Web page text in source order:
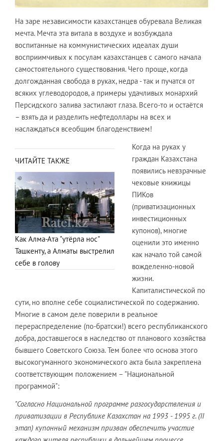
На заре независимости казахстанцев обуревала Великая
мечта. Мечта эта витала в воздухе и возбуждала
воспитанные на коммунистических идеалах души
восприимчивых к посулам казахстанцев с самого начала
самостоятельного существования. Чего проще, когда
долгожданная свобода в руках, недра - так и пучатся от
всяких углеводородов, а примеры удачливых монархий
Персидского залива застилают глаза. Всего-то и остаётся
– взять да и разделить нефтедоллары на всех и
наслаждаться всеобщим благоденствием!
ЧИТАЙТЕ ТАКЖЕ
Как Алма-Ата "утёрла нос"
Ташкенту, а Алматы выстрелил
себе в голову
Когда на руках у
граждан Казахстана
появились невзрачные
чековые книжицы
ПИКов
(приватизационных
инвестиционных
купонов), многие
оценили это именно
как начало той самой
вожделенно-новой
жизни.
Капиталистической по
сути, но вполне себе социалистической по содержанию.
Многие в самом деле поверили в реальное
перераспределение (по-братски!) всего республиканского
добра, доставшегося в наследство от планового хозяйства
бывшего Советского Союза. Тем более что основа этого
высокогуманного экономического акта была закреплена
соответствующим положением – "Национальной
программой":
"Согласно Национальной программе разгосударствления и
приватизации в Республике Казахстан на 1993 - 1995 г. (II
этап) купонный механизм призван обеспечить участие